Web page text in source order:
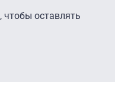
, чтобы оставлять